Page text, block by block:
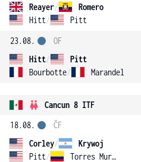
Reayer/
Romero
Hitt/ Pitt
23.08.
Hitt/
Pitt
Bourbotte/ Marandel
OF
Cancun 8 ITF
18.08.
Corley/
Krywoj
Pitt/ Torres Murcia
ČF